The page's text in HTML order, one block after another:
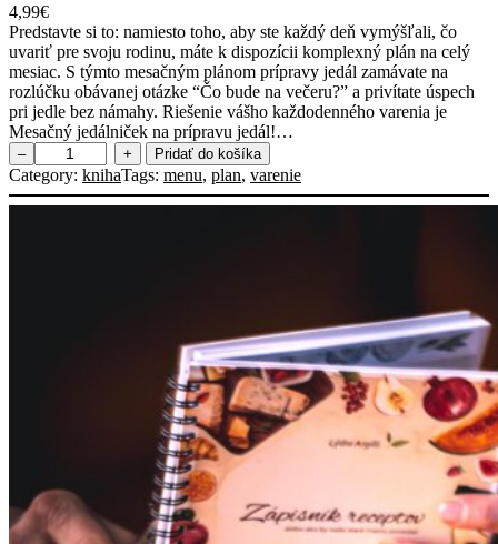
4,99€
Predstavte si to: namiesto toho, aby ste každý deň vymýšľali, čo
uvariť pre svoju rodinu, máte k dispozícii komplexný plán na celý
mesiac. S týmto mesačným plánom prípravy jedál zamávate na
rozlúčku obávanej otázke “Čo bude na večeru?” a privítate úspech
pri jedle bez námahy. Riešenie vášho každodenného varenia je
Mesačný jedálniček na prípravu jedál!…
–
m
n
o
ž
a
n
+ Pridať do košíka
Category: knihaTags: menu, plan, varenie